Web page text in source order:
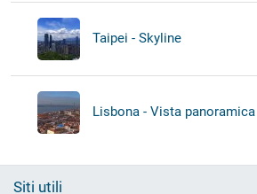
Taipei - Skyline
Lisbona - Vista panoramica
Siti utili